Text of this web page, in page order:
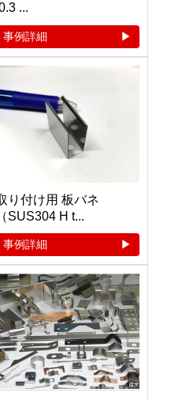
...
事例詳細
り付け用 板バネ
（SUS304 H t...
事例詳細